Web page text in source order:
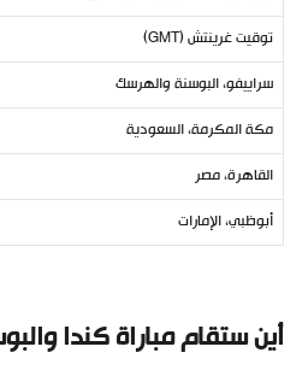
توقيت غرينتش (GMT)
سراييفو، البوسنة والهرسك
مكة المكرمة، السعودية
القاهرة، مصر
أبوظبي، الإمارات
أين ستقام مباراة كندا